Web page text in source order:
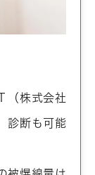
（株式会社
診断も可能